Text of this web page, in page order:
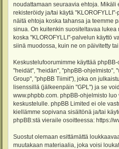
noudattamaan seuraavia ehtoja. Mikäli
rekisteröidy ja/tai käytä
näitä ehtoja koska tahansa ja teemme
sinua. On kuitenkin suositeltavaa lukea
koska "KLOROFYLLI"-palvelun käyttö
siinä muodossa, kuin ne on päivitetty tai
Keskustelufoorumimme käyttää
"heidät", "heidän", "phpBB-ohjelmisto",
Group", "phpBB Tiimit"), joka on
lisenssillä (jälkeenpäin "GPL") ja se
www.phpbb.com . phpBB-ohjelmisto
keskustelulle. phpBB Limited ei ole
kiellämme sopivana sisältönä ja/tai
phpBB:stä vieraile osoitteessa: https://
Suostut olemaan esittämättä
muutakaan materiaalia, joka voisi